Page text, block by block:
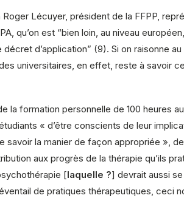
Roger Lécuyer, président de la FFPP,
qu’on est “bien loin, au niveau
d’application” (9). Si on raisonne
universitaires, en effet, reste à savoir
la formation personnelle de 100 heures
« d’être conscients de leur
savoir la manier de façon appropriée »,
aux progrès de la thérapie qu’ils
[laquelle ?] devrait aussi
de pratiques thérapeutiques, ceci